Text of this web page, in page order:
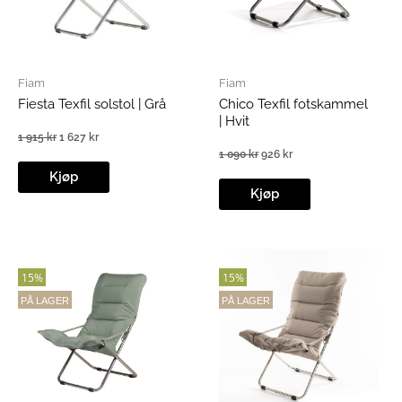
Fiam
Fiesta Texfil solstol | Grå
1 915kr
Opprinnelig
pris
var:
1
1 627 kr
pris
Kjøp
Fiam
Chico Texfil fotskammel
| Hvit
1 090kr
Opprinnelig
pris
var:
1
926 kr
pris
Kjøp
15%
PÅ LAGER
15%
PÅ LAGER